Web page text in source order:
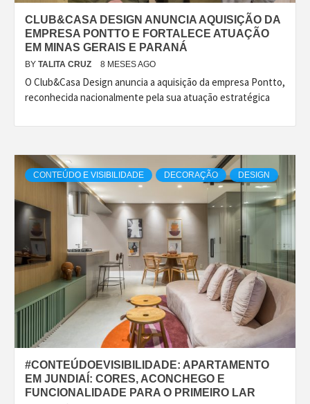
CLUB&CASA DESIGN ANUNCIA AQUISIÇÃO DA
EMPRESA PONTTO E FORTALECE ATUAÇÃO
EM MINAS GERAIS E PARANÁ
BY TALITA CRUZ 8 MESES AGO
O Club&Casa Design anuncia a aquisição da empresa Pontto,
reconhecida nacionalmente pela sua atuação estratégica
CONTEÚDO E VISIBILIDADE DECORAÇÃO DESIGN
#CONTEÚDOEVISIBILIDADE: APARTAMENTO
EM JUNDIAÍ: CORES, ACONCHEGO E
FUNCIONALIDADE PARA O PRIMEIRO LAR